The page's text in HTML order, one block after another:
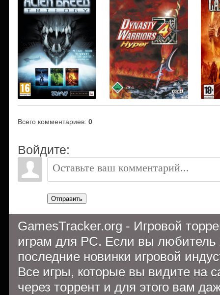
Всего комментариев: 0
Войдите:
Отправить
GamesTracker.org - Игровой
играм для PC. Если вы
последние новинки игровой
Все игры, которые вы видите на
через торрент и для этого вам